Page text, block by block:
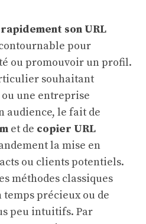
son URL
pour
ou promouvoir un profil.
souhaitant
une entreprise
audience, le fait de
et de copier URL
la mise en
ou clients potentiels.
méthodes classiques
précieux ou de
peu intuitifs. Par